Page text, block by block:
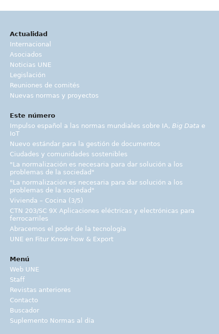
Actualidad
Internacional
Asociados
Noticias UNE
Legislación
Reuniones de comités
Nuevas normas y proyectos
Este número
Impulso español a las normas mundiales sobre IA, Big Data e
IoT
Nuevo estándar para la gestión de documentos
Ciudades y comunidades sostenibles
"La normalización es necesaria para dar solución a los
problemas de la sociedad"
"La normalización es necesaria para dar solución a los
problemas de la sociedad"
Vivienda – Cocina (3/5)
CTN 203/SC 9X Aplicaciones eléctricas y electrónicas para
ferrocarriles
Abracemos el poder de la tecnología
UNE en Fitur Know-how & Export
Menú
Web UNE
Staff
Revistas anteriores
Contacto
Buscador
Suplemento Normas al día